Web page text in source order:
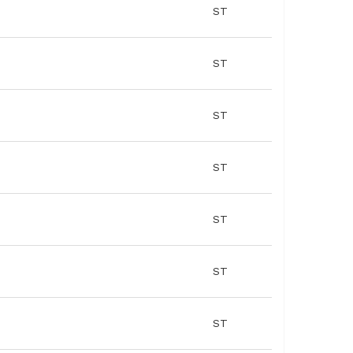
ST
ST
ST
ST
ST
ST
ST